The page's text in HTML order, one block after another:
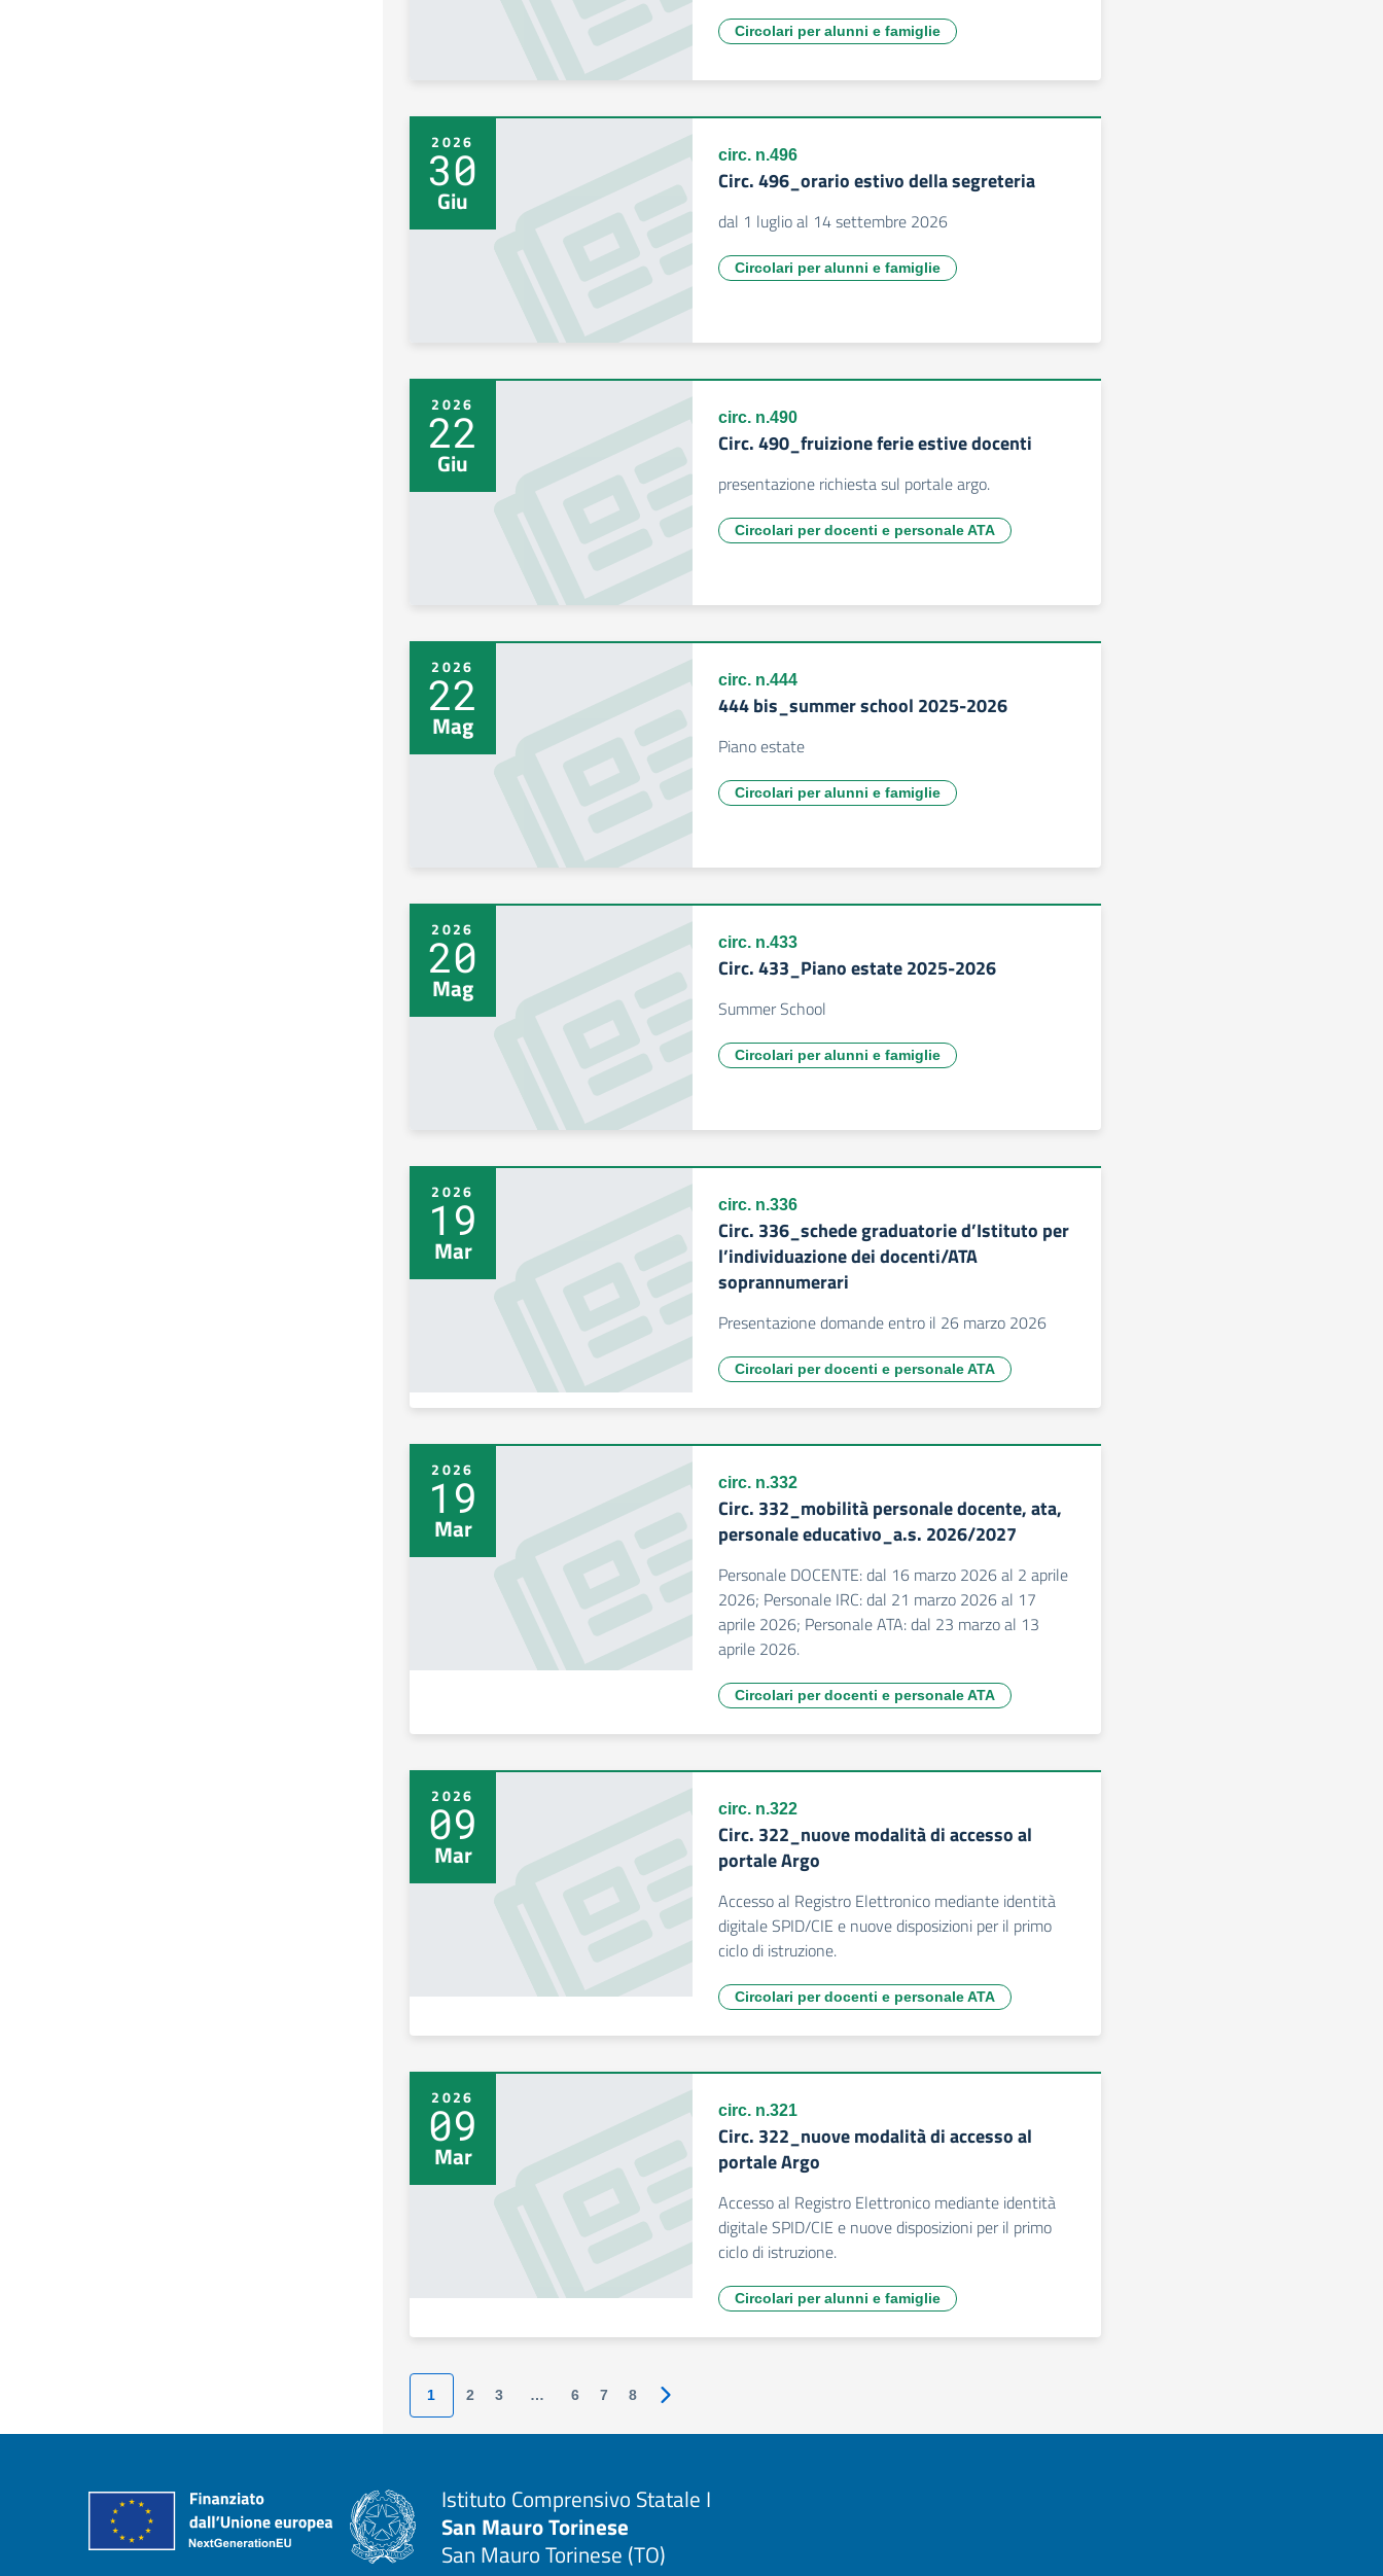
Circolari per alunni e famiglie
2026
30
Giu
circ. n.496
Circ. 496_orario estivo della segreteria
dal 1 luglio al 14 settembre 2026
Circolari per alunni e famiglie
2026
22
Giu
circ. n.490
Circ. 490_fruizione ferie estive docenti
presentazione richiesta sul portale argo.
Circolari per docenti e personale ATA
2026
22
Mag
circ. n.444
444 bis_summer school 2025-2026
Piano estate
Circolari per alunni e famiglie
2026
20
Mag
circ. n.433
Circ. 433_Piano estate 2025-2026
Summer School
Circolari per alunni e famiglie
2026
19
Mar
circ. n.336
Circ. 336_schede graduatorie d’Istituto per
l’individuazione dei docenti/ATA
soprannumerari
Presentazione domande entro il 26 marzo 2026
Circolari per docenti e personale ATA
2026
19
Mar
circ. n.332
Circ. 332_mobilità personale docente, ata,
personale educativo_a.s. 2026/2027
Personale DOCENTE: dal 16 marzo 2026 al 2 aprile
2026; Personale IRC: dal 21 marzo 2026 al 17
aprile 2026; Personale ATA: dal 23 marzo al 13
aprile 2026.
Circolari per docenti e personale ATA
2026
09
Mar
circ. n.322
Circ. 322_nuove modalità di accesso al
portale Argo
Accesso al Registro Elettronico mediante identità
digitale SPID/CIE e nuove disposizioni per il primo
ciclo di istruzione.
Circolari per docenti e personale ATA
2026
09
Mar
circ. n.321
Circ. 322_nuove modalità di accesso al
portale Argo
Accesso al Registro Elettronico mediante identità
digitale SPID/CIE e nuove disposizioni per il primo
ciclo di istruzione.
Circolari per alunni e famiglie
1 2 3 … 6 7 8 Pagina successiva
Istituto Comprensivo Statale I
San Mauro Torinese
San Mauro Torinese (TO)